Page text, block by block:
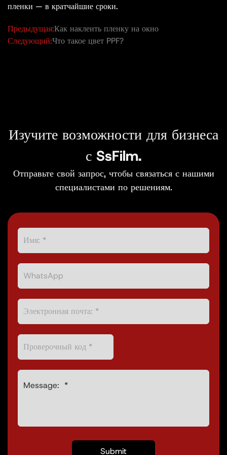
пленки — в кратчайшие сроки.
Предыдущая:Как наклеить пленку на окно
Следующий:Что такое цвет PPF?
Изучите возможности для бизнеса
с SsFilm.
Отправьте свой запрос, чтобы связаться с нашими
специалистами по решениям.